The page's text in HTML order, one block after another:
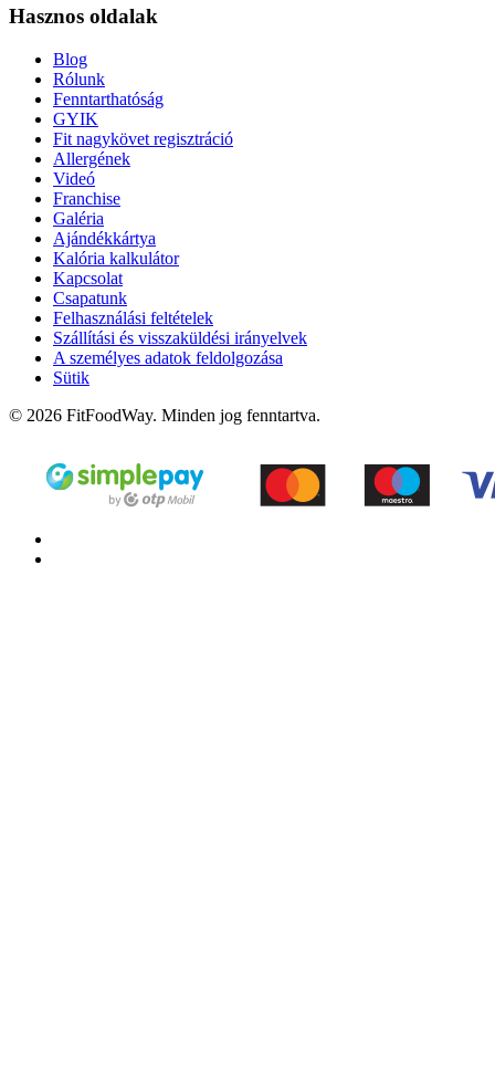
Hasznos oldalak
Blog
Rólunk
Fenntarthatóság
GYIK
Fit nagykövet regisztráció
Allergének
Videó
Franchise
Galéria
Ajándékkártya
Kalória kalkulátor
Kapcsolat
Csapatunk
Felhasználási feltételek
Szállítási és visszaküldési irányelvek
A személyes adatok feldolgozása
Sütik
© 2026 FitFoodWay. Minden jog fenntartva.